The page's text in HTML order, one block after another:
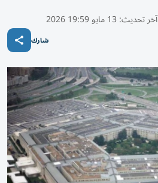
آخر تحديث: 13 مايو 19:59 2026
شارك